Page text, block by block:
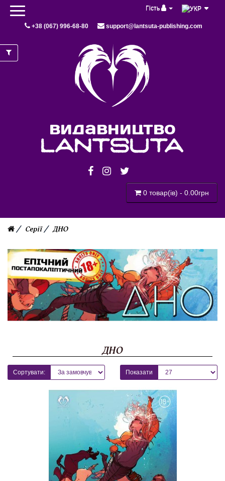
Гість
+38 (067) 996-68-80 support@lantsuta-publishing.com
видавництво
lantsuta
0 товар(ів) - 0.00грн
Серії ДНО
ДНО
Сортувати: Показати